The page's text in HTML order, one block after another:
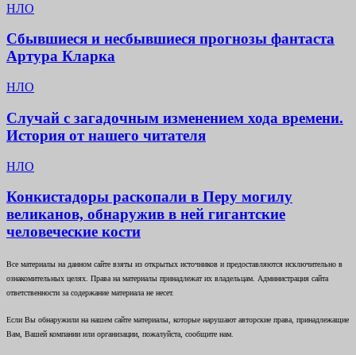
НЛО
Сбывшиеся и несбывшиеся прогнозы фантаста
Артура Кларка
НЛО
Случай с загадочным изменением хода времени.
История от нашего читателя
НЛО
Конкистадоры раскопали в Перу могилу
великанов, обнаружив в ней гигантские
человеческие кости
Все материалы на данном сайте взяты из открытых источников и предоставляются исключительно в
ознакомительных целях. Права на материалы принадлежат их владельцам. Администрация сайта
ответственности за содержание материала не несет.
Если Вы обнаружили на нашем сайте материалы, которые нарушают авторские права, принадлежащие
Вам, Вашей компании или организации, пожалуйста, сообщите нам.